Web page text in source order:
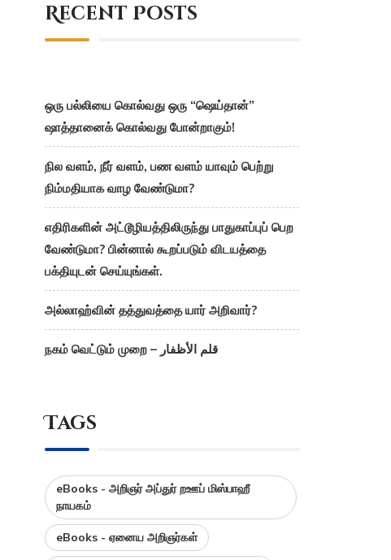
Recent Posts
ஒரு பல்லியை கொல்வது ஒரு “ஷெய்தான்”
ஷாத்தானைக் கொல்வது போன்றாகும்!
நில வளம், நீர் வளம், பண வளம் யாவும் பெற்று
நிம்மதியாக வாழ வேண்டுமா?
எதிரிகளின் அட்டூழியத்திலிருந்து பாதுகாப்புப் பெற
வேண்டுமா? பின்னால் கூறப்படும் விடயத்தை
பக்தியுடன் செய்யுங்கள்.
அல்லாஹ்வின் தத்துவத்தை யார் அறிவார்?
நகம் வெட்டும் முறை – قلم الأظفار
Tags
eBooks - அறிஞர் அப்துர் றஊப் மிஸ்பாஹீ
நாயகம்
eBooks - ஏனைய அறிஞர்கள்